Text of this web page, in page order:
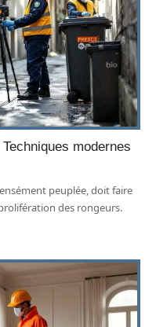
modernes
peuplée, doit faire
des rongeurs.